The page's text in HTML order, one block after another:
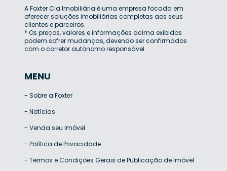
A Foxter Cia Imobiliária é uma empresa focada em
oferecer soluções imobiliárias completas aos seus
clientes e parceiros.
* Os preços, valores e informações acima exibidos
podem sofrer mudanças, devendo ser confirmados
com o corretor autônomo responsável.
MENU
- Sobre a Foxter
- Notícias
- Venda seu Imóvel
- Política de Privacidade
- Termos e Condições Gerais de Publicação de Imóvel